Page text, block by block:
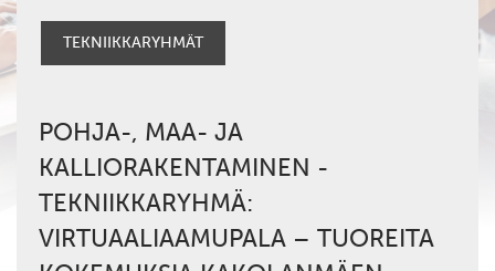
TEKNIIKKARYHMÄT
POHJA-, MAA- JA
KALLIORAKENTAMINEN -
TEKNIIKKARYHMÄ:
VIRTUAALIAAMUPALA – TUOREITA